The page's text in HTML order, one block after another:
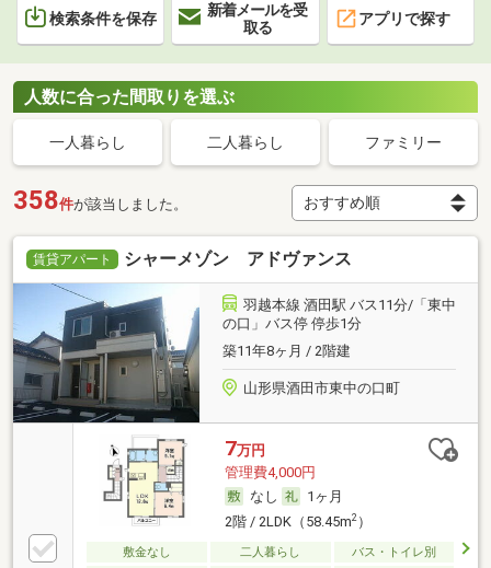
検索条件を保存
新着メールを受
取る
アプリで探す
人数に合った間取りを選ぶ
一人暮らし 二人暮らし ファミリー
358件が該当しました。
賃貸アパート シャーメゾン アドヴァンス
羽越本線 酒田駅 バス11分/「東中
の口」バス停 停歩1分
築11年8ヶ月 / 2階建
山形県酒田市東中の口町
7万円
管理費4,000円
なし
1ヶ月
2階 / 2LDK（58.45m2）
敷金なし 二人暮らし
バス・トイレ別